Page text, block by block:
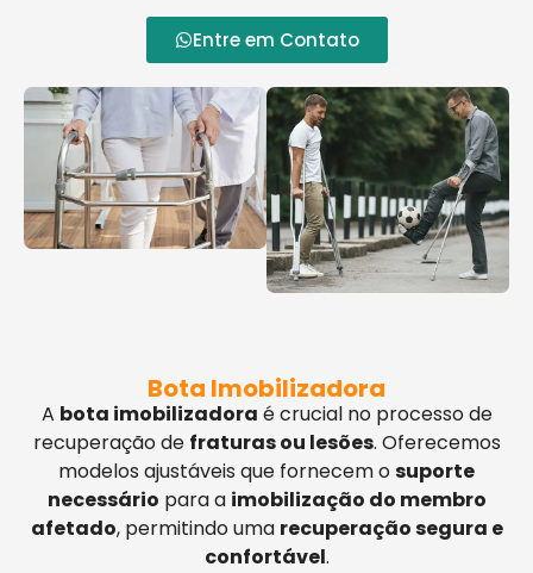
Entre em Contato
Bota Imobilizadora
A bota imobilizadora é crucial no processo de
recuperação de fraturas ou lesões. Oferecemos
modelos ajustáveis que fornecem osuporte
necessário para a imobilização do membro
afetado, permitindo uma recuperação segura e
confortável.